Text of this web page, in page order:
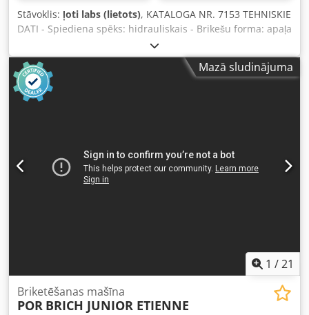
Stāvoklis: ļoti labs (lietots), KATALOGA NR. 7153 TEHNISKIE
DATI - Spiediena spēks: hidrauliskais - Brikešu forma: apaļa
- Brikešu diametrs: 70 mm - Tvertnes izmēri (A/P): 920x870
mm - Ražība: apmēram 110 kg/h - Automātiska iekārtas
darbība Dcodpfxozh H Rio Abpok - Eļļas dzesētājs - Eļļas
sildīšana - Pārbaudes logs - Motors: 7,5 kW - Izmēri (G/P/A):
1750x1300x1460 mm - Svars: 825 kg PRIEKŠROCĪBAS – Nav
valūtas kursa svārstību gadījumā)
Mazā sludinājuma
1 /21
Briketēšanas mašīna
POR BRICH JUNIOR ETIENNE